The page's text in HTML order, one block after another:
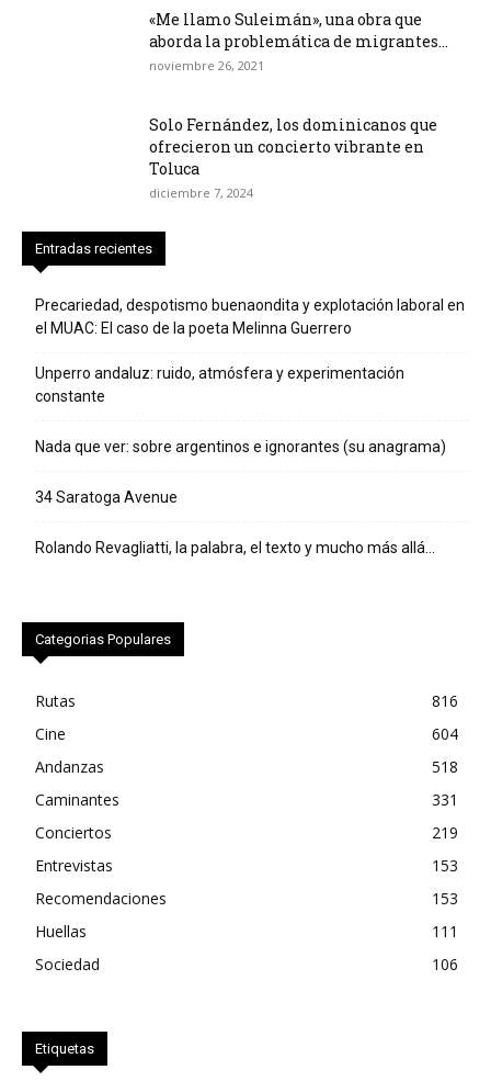
«Me llamo Suleimán», una obra que
aborda la problemática de migrantes...
noviembre 26, 2021
Solo Fernández, los dominicanos que
ofrecieron un concierto vibrante en
Toluca
diciembre 7, 2024
Entradas recientes
Precariedad, despotismo buenaondita y explotación laboral en
el MUAC: El caso de la poeta Melinna Guerrero
Unperro andaluz: ruido, atmósfera y experimentación
constante
Nada que ver: sobre argentinos e ignorantes (su anagrama)
34 Saratoga Avenue
Rolando Revagliatti, la palabra, el texto y mucho más allá…
Categorias Populares
Rutas
816
Cine
604
Andanzas
518
Caminantes
331
Conciertos
219
Entrevistas
153
Recomendaciones
153
Huellas
111
Sociedad
106
Etiquetas